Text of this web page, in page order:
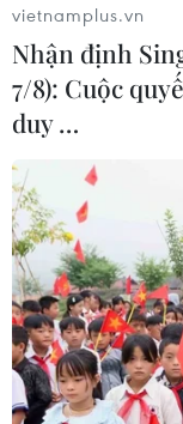
vietnamplus.vn
Nhận định
7/8): Cuộc
duy …